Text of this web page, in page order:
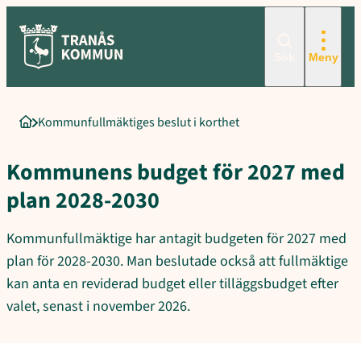
innehåll
Meny
Startsida
Kommunfullmäktiges beslut i korthet
Kommunens budget för 2027 med
plan 2028-2030
Kommunfullmäktige har antagit budgeten för 2027 med
plan för 2028-2030. Man beslutade också att fullmäktige
kan anta en reviderad budget eller tilläggsbudget efter
valet, senast i november 2026.